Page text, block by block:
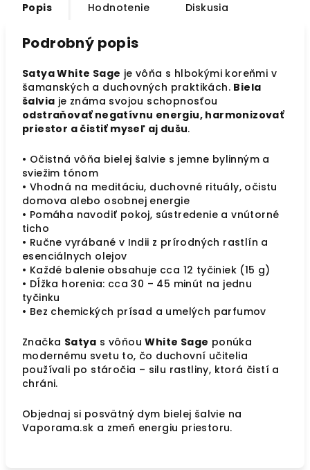
Popis Hodnotenie Diskusia
Podrobný popis
Satya White Sage je vôňa s hlbokými koreňmi v
šamanských a duchovných praktikách. Biela
šalvia je známa svojou schopnosťou
odstraňovať negatívnu energiu, harmonizovať
priestor a čistiť myseľ aj dušu.
• Očistná vôňa bielej šalvie s jemne bylinným a
sviežim tónom
• Vhodná na meditáciu, duchovné rituály, očistu
domova alebo osobnej energie
• Pomáha navodiť pokoj, sústredenie a vnútorné
ticho
• Ručne vyrábané v Indii z prírodných rastlín a
esenciálnych olejov
• Každé balenie obsahuje cca 12 tyčiniek (15 g)
• Dĺžka horenia: cca 30 – 45 minút na jednu
tyčinku
• Bez chemických prísad a umelých parfumov
Značka Satya s vôňouWhite Sage ponúka
modernému svetu to, čo duchovní učitelia
používali po stáročia – silu rastliny, ktorá čistí a
chráni.
Objednaj si posvätný dym bielej šalvie na
Vaporama.sk a zmeň energiu priestoru.